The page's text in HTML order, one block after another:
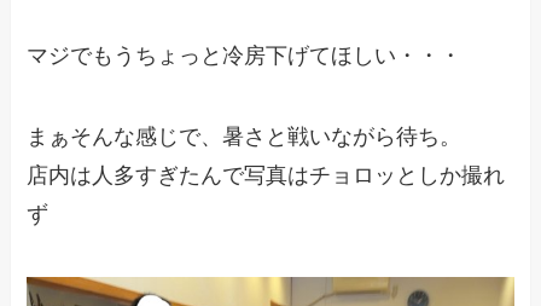
マジでもうちょっと冷房下げてほしい・・・
まぁそんな感じで、暑さと戦いながら待ち。
店内は人多すぎたんで写真はチョロッとしか撮れ
ず